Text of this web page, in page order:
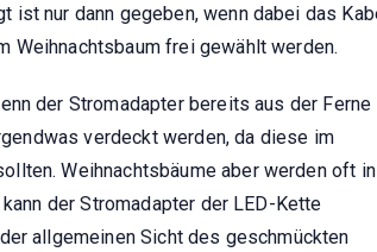
ist nur dann gegeben, wenn dabei das
Weihnachtsbaum frei gewählt werden.
der Stromadapter bereits aus der Ferne
verdeckt werden, da diese im
Weihnachtsbäume aber werden oft in
der Stromadapter der LED-Kette
allgemeinen Sicht des geschmückten